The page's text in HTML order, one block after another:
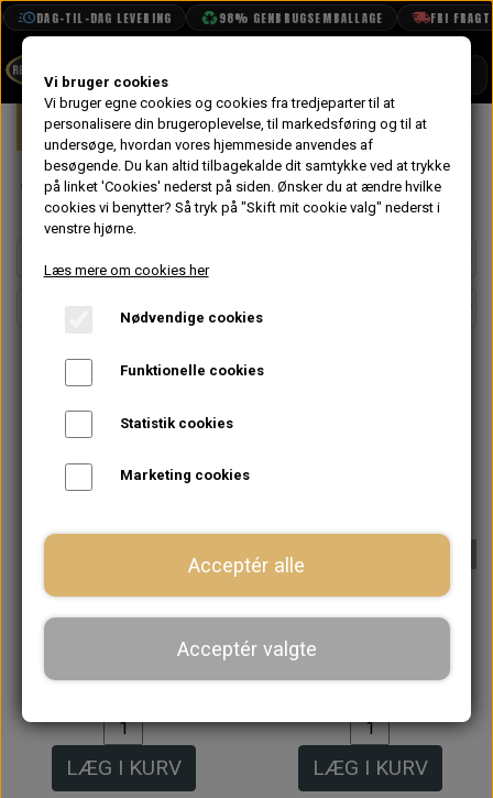
DAG-TIL-DAG LEVERING 98% GENBRUGSEMBALLAGE FRI FRAGT
BOOK TID
PROJEKTER
TEKNISK DATA
VANDPOLERING
Forside Mini Styling Fælge & Dæk
12" Hjul
Intet billede
Centerkapsel Sort
Cooper" Rosette
92,00 kr.
LÆG I KURV
Hjul Møtrik, Original,
LÆG I KURV
Vi bruger cookies
Vi bruger egne cookies og cookies fra tredjeparter til at
personalisere din brugeroplevelse, til markedsføring og til at
undersøge, hvordan vores hjemmeside anvendes af
besøgende. Du kan altid tilbagekalde dit samtykke ved at trykke
på linket 'Cookies' nederst på siden. Ønsker du at ændre hvilke
cookies vi benytter? Så tryk på "Skift mit cookie valg" nederst i
venstre hjørne.
Læs mere om cookies her
Nødvendige cookies
Funktionelle cookies
Statistik cookies
Marketing cookies
Acceptér alle
Acceptér valgte